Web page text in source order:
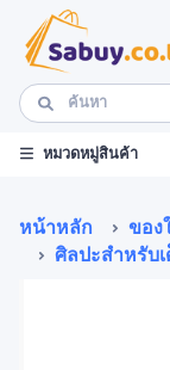
หมวดหมู่สินค้า
หน้าหลัก
ของ
ศิลปะสำหรับเ